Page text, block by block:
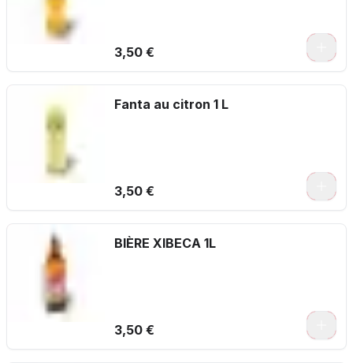
3,50 €
Fanta au citron 1 L
3,50 €
BIÈRE XIBECA 1L
3,50 €